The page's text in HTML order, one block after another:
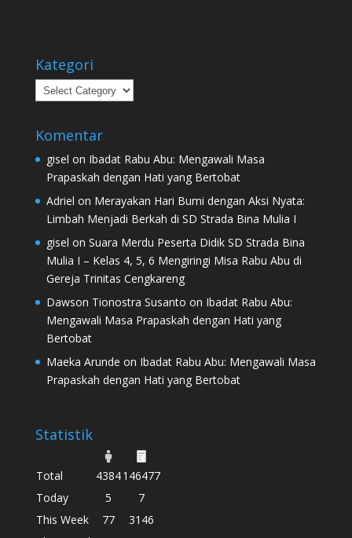
Kategori
Kategori
Komentar
gisel on Ibadat Rabu Abu: Mengawali Masa
Prapaskah dengan Hati yang Bertobat
Adriel on Merayakan Hari Bumi dengan Aksi Nyata:
Limbah Menjadi Berkah di SD Strada Bina Mulia I
gisel on Suara Merdu Peserta Didik SD Strada Bina
Mulia I – Kelas 4, 5, 6 Mengiringi Misa Rabu Abu di
Gereja Trinitas Cengkareng
Dawson Tionostra Susanto on Ibadat Rabu Abu:
Mengawali Masa Prapaskah dengan Hati yang
Bertobat
Maeka Arunde on Ibadat Rabu Abu: Mengawali Masa
Prapaskah dengan Hati yang Bertobat
Statistik
Total 4384146477
Today
5
7
This Week
77
3146